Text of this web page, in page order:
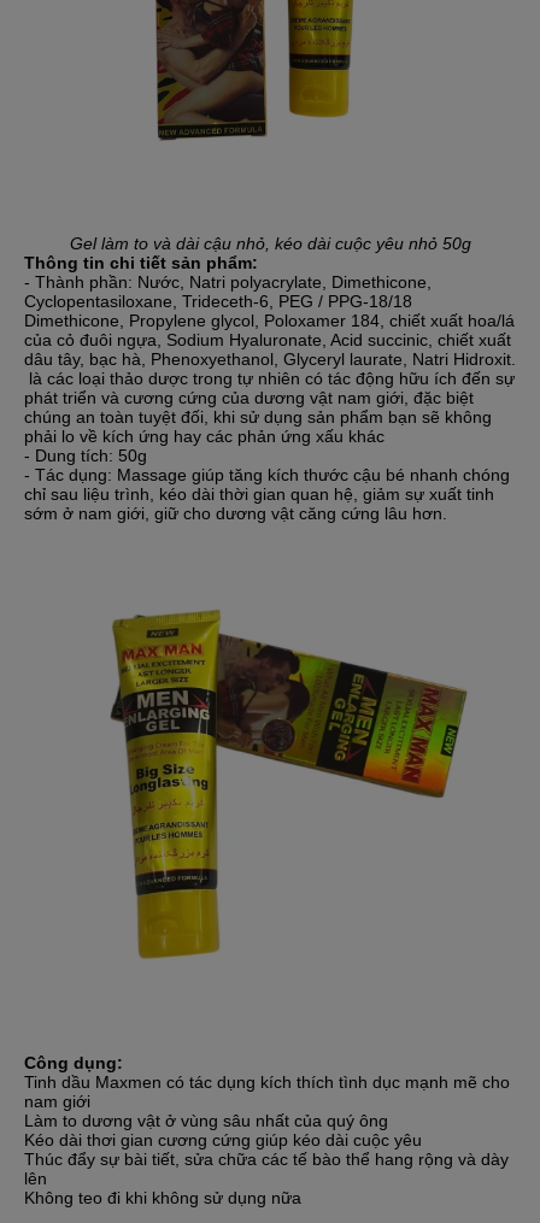
Gel làm to và dài cậu nhỏ, kéo dài cuộc yêu nhỏ 50g
Thông tin chi tiết sản phẩm:
- Thành phần: Nước, Natri polyacrylate, Dimethicone,
Cyclopentasiloxane, Trideceth-6, PEG / PPG-18/18
Dimethicone, Propylene glycol, Poloxamer 184, chiết xuất hoa/lá
của cỏ đuôi ngựa, Sodium Hyaluronate, Acid succinic, chiết xuất
dâu tây, bạc hà, Phenoxyethanol, Glyceryl laurate, Natri Hidroxit.
là các loại thảo dược trong tự nhiên có tác động hữu ích đến sự
phát triển và cương cứng của dương vật nam giới, đặc biệt
chúng an toàn tuyệt đối, khi sử dụng sản phẩm bạn sẽ không
phải lo về kích ứng hay các phản ứng xấu khác
- Dung tích: 50g
- Tác dụng: Massage giúp tăng kích thước cậu bé nhanh chóng
chỉ sau liệu trình, kéo dài thời gian quan hệ, giảm sự xuất tinh
sớm ở nam giới, giữ cho dương vật căng cứng lâu hơn.
Công dụng:
Tinh dầu Maxmen có tác dụng kích thích tình dục mạnh mẽ cho
nam giới
Làm to dương vật ở vùng sâu nhất của quý ông
Kéo dài thơi gian cương cứng giúp kéo dài cuộc yêu
Thúc đẩy sự bài tiết, sửa chữa các tế bào thể hang rộng và dày
lên
Không teo đi khi không sử dụng nữa